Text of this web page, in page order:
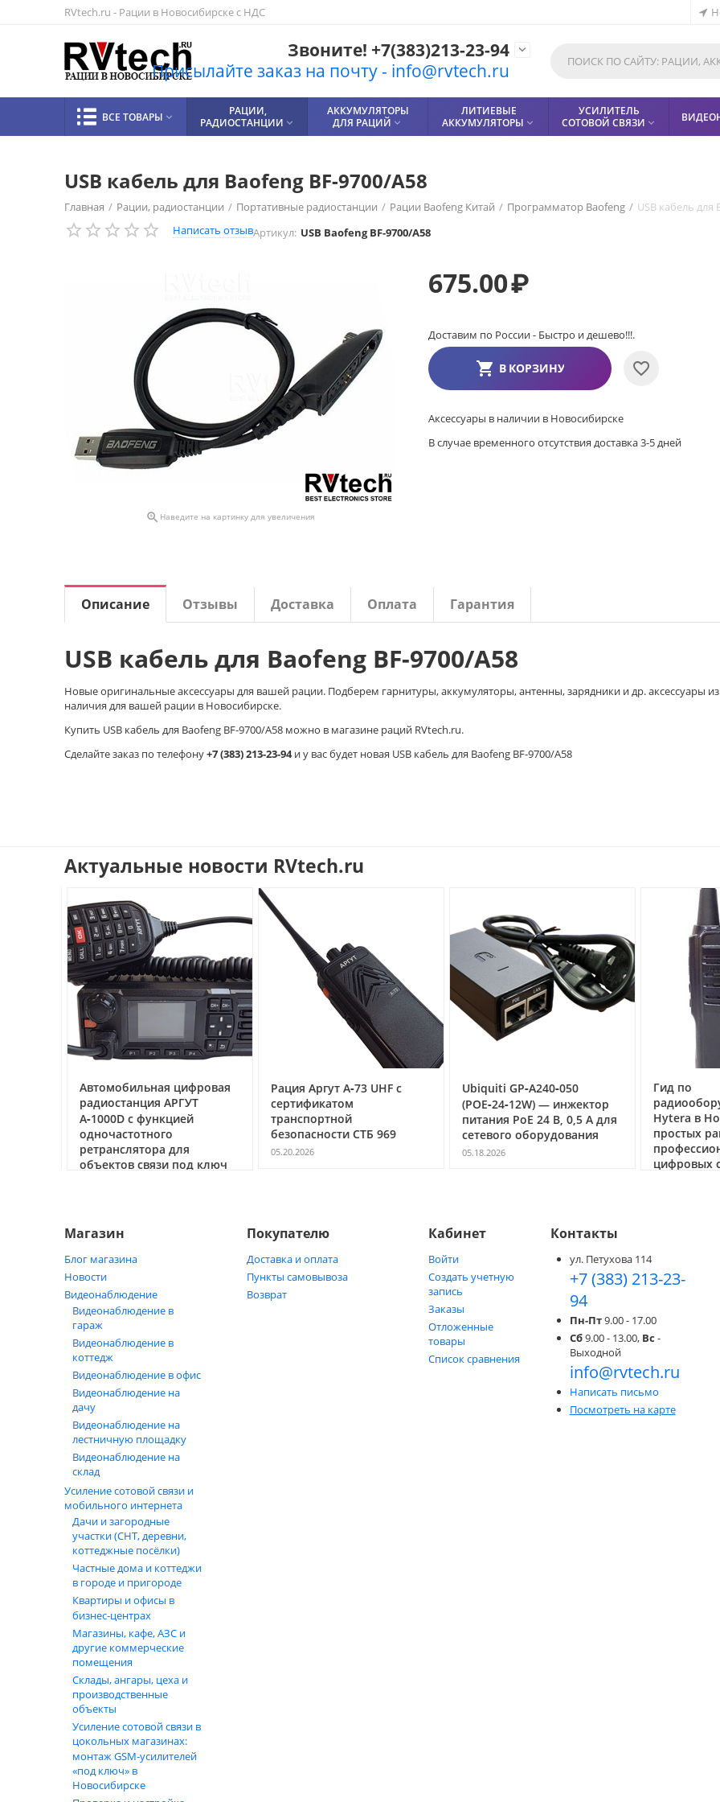
RVtech.ru - Рации в Новосибирске с НДС
Звоните! +7(383)213-23-94
Присылайте заказ на почту - info@rvtech.ru

ВСЕ ТОВАРЫ 
РАЦИИ,
РАДИОСТАНЦИИ 
АККУМУЛЯТОРЫ
ДЛЯ РАЦИЙ 
ЛИТИЕВЫЕ
АККУМУЛЯТОРЫ 
УСИЛИТЕЛЬ
СОТОВОЙ СВЯЗИ 
USB кабель для Baofeng BF-9700/A58
Главная / Рации, радиостанции / Портативные радиостанции / Рации Baofeng Китай / Программатор Baofeng / USB кабель для
Написать отзывАртикул: USB Baofeng BF-9700/A58
 Наведите на картинку для увеличения
675.00₽
Доставим по России - Быстро и дешево!!!.
В КОРЗИНУ
Аксессуары в наличии в Новосибирске
В случае временного отсутствия доставка 3-5 дней
Описание Отзывы Доставка Оплата Гарантия
USB кабель для Baofeng BF-9700/A58
Новые оригинальные аксессуары для вашей рации. Подберем гарнитуры, аккумуляторы, антенны, зарядники и др. аксессуары из
наличия для вашей рации в Новосибирске.
Купить USB кабель для Baofeng BF-9700/A58 можно в магазине раций RVtech.ru.
Cделайте заказ по телефону+7 (383) 213-23-94и у вас будет новая USB кабель для Baofeng BF-9700/A58
Актуальные новости RVtech.ru
Автомобильная цифровая
радиостанция АРГУТ
А‑1000D с функцией
одночастотного
ретранслятора для
объектов связи под ключ
Рация Аргут А‑73 UHF с
сертификатом
транспортной
безопасности СТБ 969
05.20.2026
Ubiquiti GP‑A240‑050
(POE‑24‑12W) — инжектор
питания PoE 24 В, 0,5 А для
сетевого оборудования
05.18.2026
Гид по
Hytera в
простых
цифровых
Магазин
Блог магазина
Новости
Видеонаблюдение
Видеонаблюдение в
гараж
Видеонаблюдение в
коттедж
Видеонаблюдение в офис
Видеонаблюдение на
дачу
Видеонаблюдение на
лестничную площадку
Видеонаблюдение на
склад
Усиление сотовой связи и
мобильного интернета
Дачи и загородные
участки (СНТ, деревни,
коттеджные посёлки)
Частные дома и коттеджи
в городе и пригороде
Квартиры и офисы в
бизнес‑центрах
Магазины, кафе, АЗС и
другие коммерческие
помещения
Склады, ангары, цеха и
производственные
объекты
Усиление сотовой связи в
цокольных магазинах:
монтаж GSM‑усилителей
«под ключ» в
Новосибирске
Покупателю
Доставка и оплата
Пункты самовывоза
Возврат
Кабинет
Войти
Создать учетную
запись
Заказы
Отложенные
товары
Список сравнения
Контакты
ул. Петухова 114
+7 (383) 213-23-
94
Пн-Пт9.00 - 17.00
Сб9.00 - 13.00, Вс -
Выходной
info@rvtech.ru
Написать письмо
Посмотреть на карте